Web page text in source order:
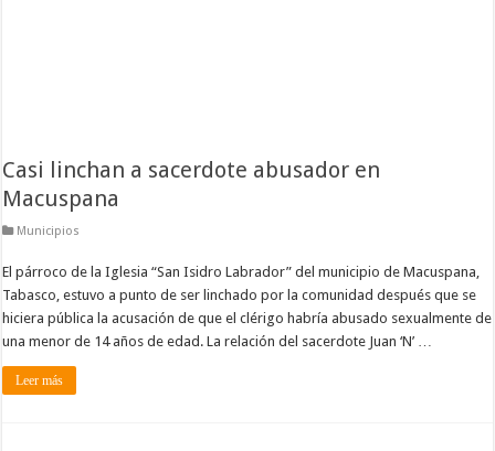
Casi linchan a sacerdote abusador en
Macuspana
Municipios
El párroco de la Iglesia “San Isidro Labrador” del municipio de Macuspana,
Tabasco, estuvo a punto de ser linchado por la comunidad después que se
hiciera pública la acusación de que el clérigo habría abusado sexualmente de
una menor de 14 años de edad. La relación del sacerdote Juan ‘N’ …
Leer más